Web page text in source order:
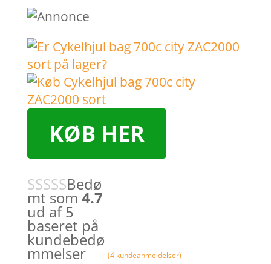
KØB HER
Bedø
mt som 4.7
ud af 5
baseret på
kundebedø
mmelser (4 kundeanmeldelser)